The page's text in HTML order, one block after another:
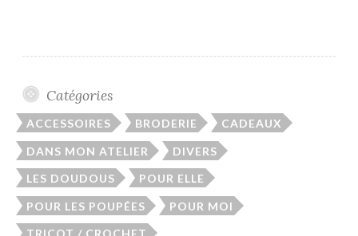
Catégories
ACCESSOIRES BRODERIE CADEAUX
DANS MON ATELIER DIVERS
LES DOUDOUS POUR ELLE
POUR LES POUPÉES POUR MOI